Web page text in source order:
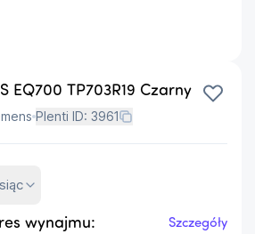
EQ700 TP703R19 Czarny
Plenti ID: 3961
wynajmu: Szczegóły